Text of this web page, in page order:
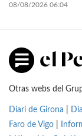
08/08/2026 06:04
Otras webs del
Diari de Girona
Faro de Vigo